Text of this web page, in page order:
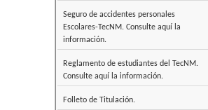
Seguro de accidentes personales
Escolares-TecNM. Consulte aquí la
información.
Reglamento de estudiantes del TecNM.
Consulte aquí la información.
Folleto de Titulación.